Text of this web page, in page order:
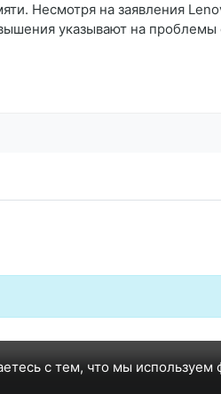
Несмотря на заявления
указывают на проблемы
с тем, что мы